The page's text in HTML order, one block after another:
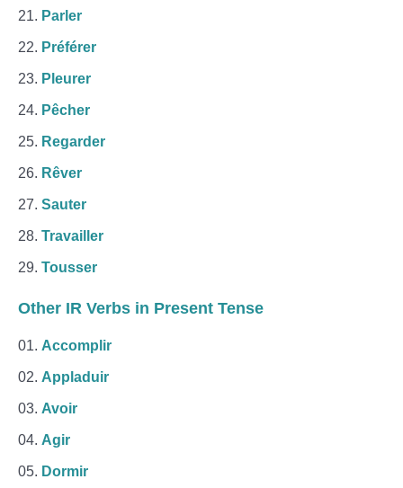
Parler
Préférer
Pleurer
Pêcher
Regarder
Rêver
Sauter
Travailler
Tousser
Other IR Verbs in Present Tense
Accomplir
Appladuir
Avoir
Agir
Dormir